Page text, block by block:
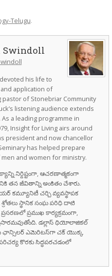
Telugu.
Swindoll
his life to
application of
pastor of Stonebriar Community
listening audience extends
a leading programme in
Insight for Living airs around
president and now chancellor
has helped prepare
and women for ministry.
నిర్దిష్టంగా, ఆచరణాత్మకంగా
జీవితాన్ని అంకితం చేశారు.
కమ్యూనిటీ చర్చి వ్యవస్థాపక
స్థానిక సంఘ పరిధి దాటి
ప్రముఖ కార్యక్రమంగా,
డల్లాస్ థియోలాజికల్
ఛాన్సిలర్ ఎమెరిటస్‌గా చక్ యొక్క
పరిచర్య కొరకు సిద్ధపరచడంలో